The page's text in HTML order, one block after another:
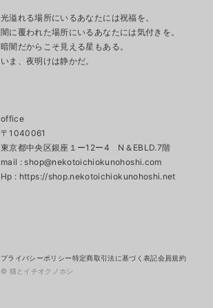
光溢れる場所にいるあなたには祝福を。
闇に覆われた場所にいるあなたには気付きを。
暗闇だからこそ見える星もある。
いま、夜明けは静かだ。
office
〒1040061
東京都中央区銀座１ー12ー4 N＆EBLD.7階
mail : shop@nekotoichiokunohoshi.com
プライバシーポリシー特定商取引法に基づく表記会員規約
© 猫とイチオクノホシ